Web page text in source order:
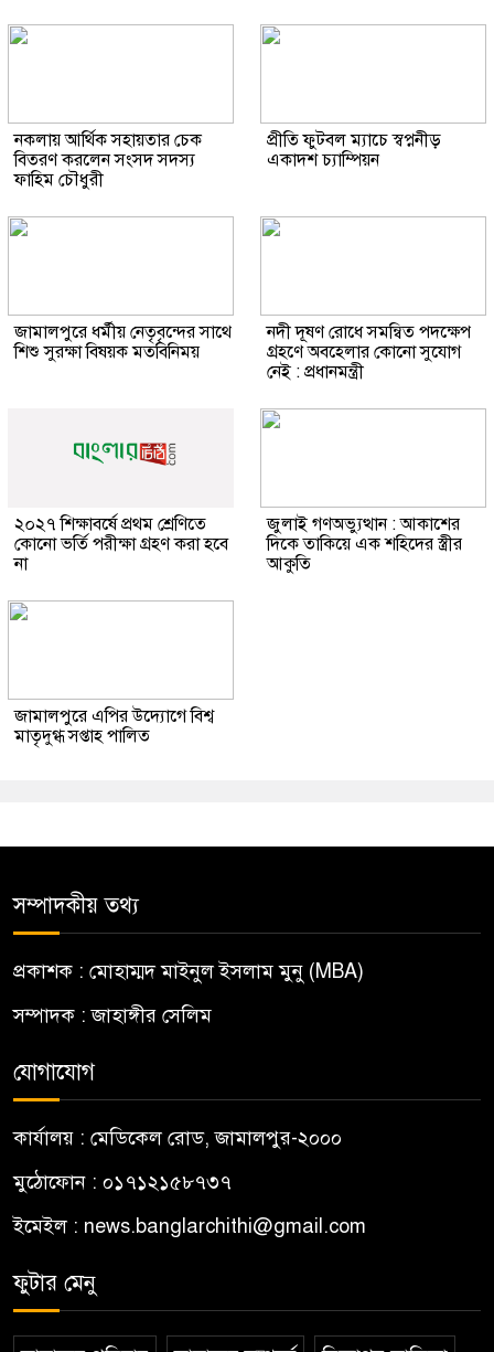
নকলায় আর্থিক সহায়তার চেক
বিতরণ করলেন সংসদ সদস্য
ফাহিম চৌধুরী
প্রীতি ফুটবল ম্যাচে স্বপ্ননীড়
একাদশ চ্যাম্পিয়ন
জামালপুরে ধর্মীয় নেতৃবৃন্দের সাথে
শিশু সুরক্ষা বিষয়ক মতবিনিময়
নদী দূষণ রোধে সমন্বিত পদক্ষেপ
গ্রহণে অবহেলার কোনো সুযোগ
নেই : প্রধানমন্ত্রী
২০২৭ শিক্ষাবর্ষে প্রথম শ্রেণিতে
কোনো ভর্তি পরীক্ষা গ্রহণ করা হবে
না
জুলাই গণঅভ্যুত্থান : আকাশের
দিকে তাকিয়ে এক শহিদের স্ত্রীর
আকুতি
জামালপুরে এপির উদ্যোগে বিশ্ব
মাতৃদুগ্ধ সপ্তাহ পালিত
সম্পাদকীয় তথ্য
প্রকাশক : মোহাম্মদ মাইনুল ইসলাম মুনু (MBA)
সম্পাদক : জাহাঙ্গীর সেলিম
যোগাযোগ
কার্যালয় : মেডিকেল রোড, জামালপুর-২০০০
মুঠোফোন : ০১৭১২১৫৮৭৩৭
ইমেইল : news.banglarchithi@gmail.com
ফুটার মেনু